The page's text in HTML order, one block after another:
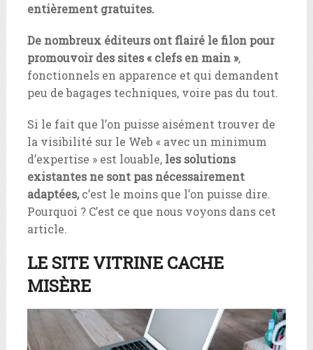
entièrement gratuites.
De nombreux éditeurs ont flairé le filon pour
promouvoir des sites « clefs en main »,
fonctionnels en apparence et qui demandent
peu de bagages techniques, voire pas du tout.
Si le fait que l’on puisse aisément trouver de
la visibilité sur le Web « avec un minimum
d’expertise » est louable, les solutions
existantes ne sont pas nécessairement
adaptées,c’est le moins que l’on puisse dire.
Pourquoi ? C’est ce que nous voyons dans cet
article.
LE SITE VITRINE CACHE
MISÈRE